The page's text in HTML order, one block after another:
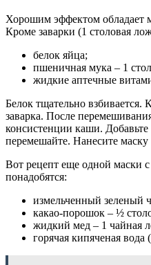
Хорошим эффектом обладает
Кроме заварки (1 столовая
белок яйца;
пшеничная мука – 1
жидкие аптечные
Белок тщательно взбивается.
заварка. После
консистенции каши.
перемешайте. Нанесите
Вот рецепт еще одной маски
понадобятся:
измельченный зеленый
какао-порошок – ½
жидкий мед – 1 чайная
горячая кипяченая вода